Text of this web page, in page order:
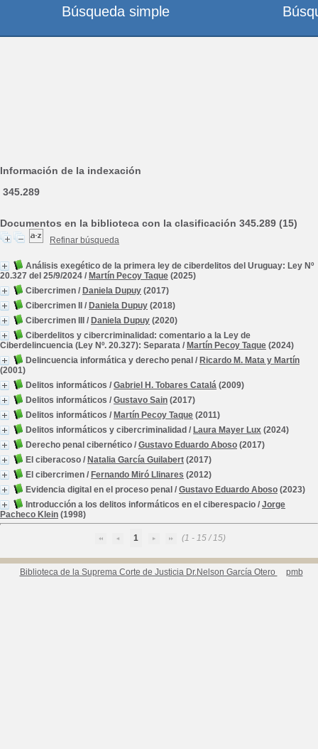
Información de la indexación
345.289
Documentos en la biblioteca con la clasificación 345.289 (15)
Refinar búsqueda
Análisis exegético de la primera ley de ciberdelitos del Uruguay: Ley Nº
20.327 del 25/9/2024 / Martín Pecoy Taque (2025)
Cibercrimen / Daniela Dupuy (2017)
Cibercrimen II
/ Daniela Dupuy (2018)
Cibercrimen III
/ Daniela Dupuy (2020)
Ciberdelitos y cibercriminalidad: comentario a la Ley de
Ciberdelincuencia (Ley Nº. 20.327): Separata / Martín Pecoy Taque (2024)
Delincuencia informática y derecho penal / Ricardo M. Mata y Martín
(2001)
Delitos informáticos / Gabriel H. Tobares Catalá (2009)
Delitos informáticos / Gustavo Sain (2017)
Delitos informáticos / Martín Pecoy Taque (2011)
Delitos informáticos y cibercriminalidad / Laura Mayer Lux (2024)
Derecho penal cibernético / Gustavo Eduardo Aboso (2017)
El ciberacoso / Natalia García Guilabert (2017)
El cibercrimen / Fernando Miró Llinares (2012)
Evidencia digital en el proceso penal / Gustavo Eduardo Aboso (2023)
Introducción a los delitos informáticos en el ciberespacio / Jorge
Pacheco Klein (1998)
1 (1 - 15 / 15)
Biblioteca de la Suprema Corte de Justicia Dr.Nelson García Otero pmb
Búsqueda simple